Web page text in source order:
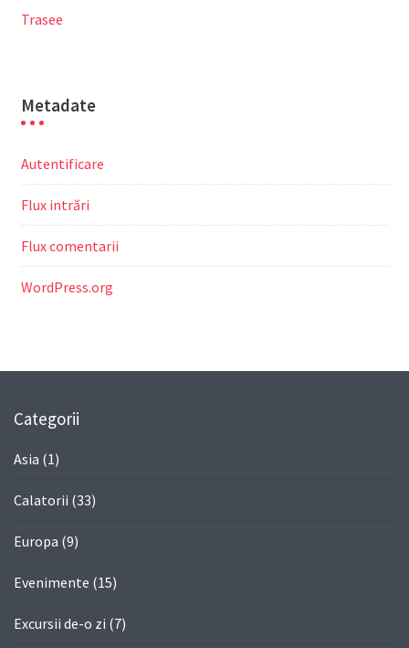
Trasee
Metadate
Autentificare
Flux intrări
Flux comentarii
WordPress.org
Categorii
Asia (1)
Calatorii (33)
Europa (9)
Evenimente (15)
Excursii de-o zi (7)